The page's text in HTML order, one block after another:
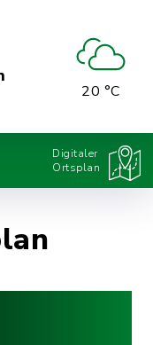
20 °C
Digitaler
Ortsplan